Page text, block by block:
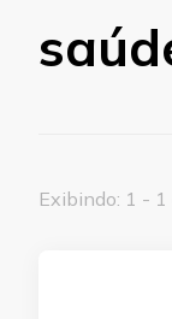
Exibindo: 1 - 1